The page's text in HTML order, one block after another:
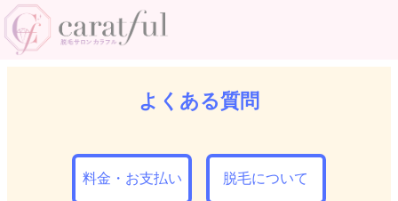
よくある質問
料金・お支払い 脱毛について